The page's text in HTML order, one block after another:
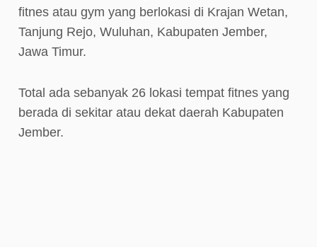
fitnes atau gym yang berlokasi di Krajan Wetan,
Tanjung Rejo, Wuluhan, Kabupaten Jember,
Jawa Timur.
Total ada sebanyak 26 lokasi tempat fitnes yang
berada di sekitar atau dekat daerah Kabupaten
Jember.